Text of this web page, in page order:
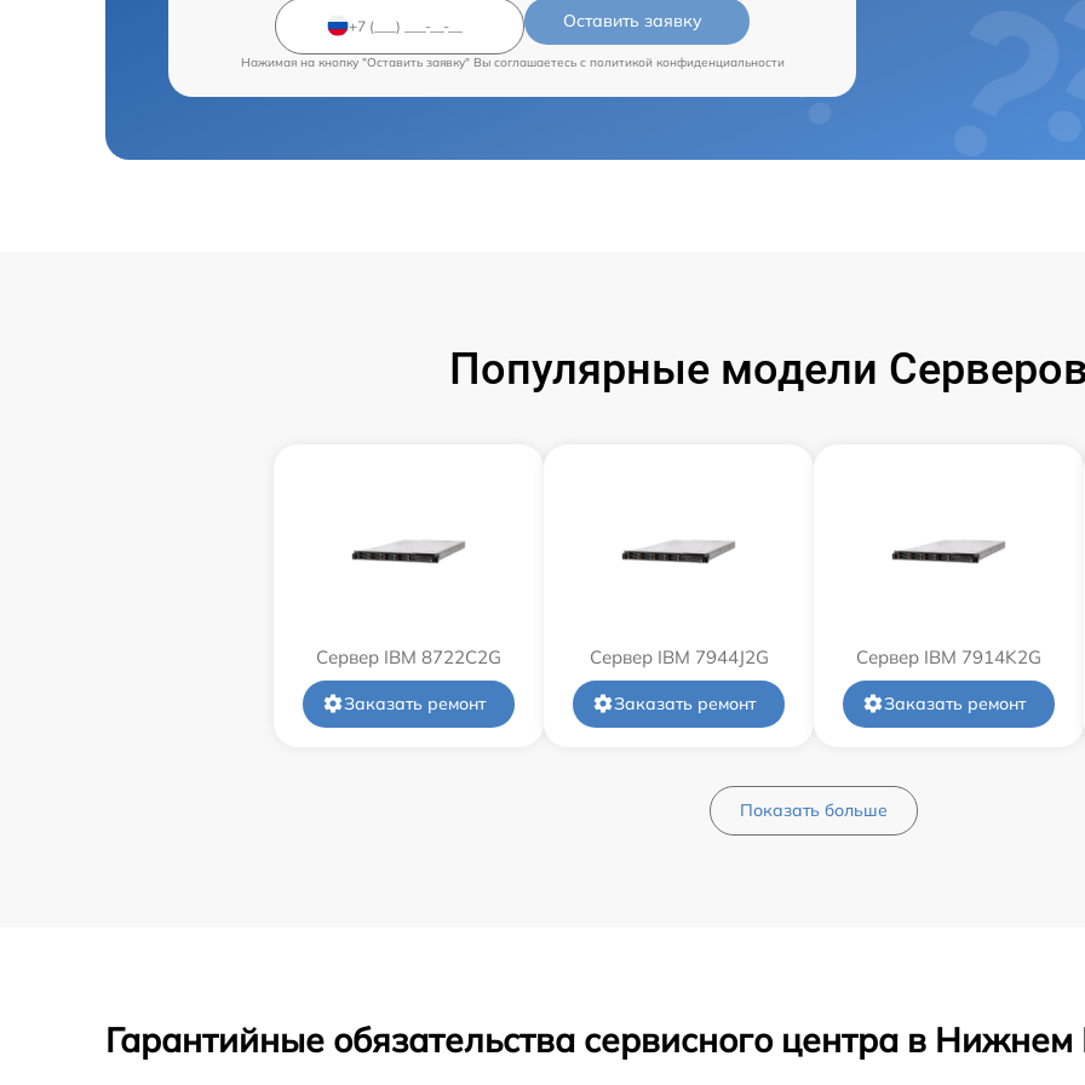
Оставить заявку
Нажимая на кнопку "Оставить заявку" Вы соглашаетесь c политикой конфиденциальности
Популярные модели
Сервер IBM 8722C2G
Заказать ремонт
Сервер IBM 7944J2G
Заказать ремонт
Сервер IBM 7914K2G
Заказать ремонт
Показать больше
Гарантийные обязательства сервисного центра в